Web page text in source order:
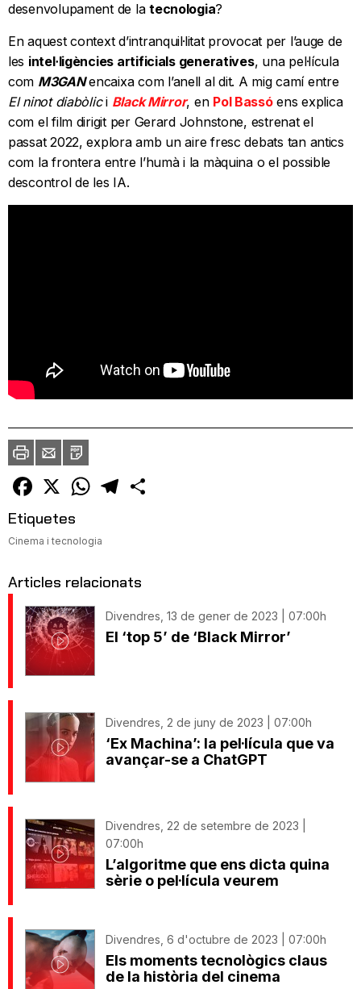
desenvolupament de latecnologia?
En aquest context d’intranquil·litat provocat per l’auge de
les intel·ligències artificials generatives, una pel·lícula
com M3GANencaixa com l’anell al dit. A mig camí entre
El ninot diabòlici Black Mirror, en Pol Bassóens explica
com el film dirigit per Gerard Johnstone, estrenat el
passat 2022, explora amb un aire fresc debats tan antics
com la frontera entre l’humà i la màquina o el possible
descontrol de les IA.
ImprimirEnvia
un
amic
PDF
Facebook
X WhatsAppTelegram
Etiquetes
Cinema i tecnologia
Articles relacionats
Divendres, 13 de gener de 2023 | 07:00h
El ‘top 5’ de ‘Black Mirror’
Divendres, 2 de juny de 2023 | 07:00h
‘Ex Machina’: la pel·lícula que va
avançar-se a ChatGPT
Divendres, 22 de setembre de 2023 |
07:00h
L’algoritme que ens dicta quina
sèrie o pel·lícula veurem
Divendres, 6 d'octubre de 2023 | 07:00h
Els moments tecnològics claus
de la història del cinema